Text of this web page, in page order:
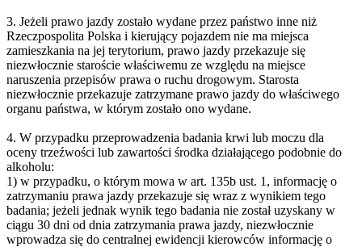
3. Jeżeli prawo jazdy zostało wydane przez państwo inne niż
Rzeczpospolita Polska i kierujący pojazdem nie ma miejsca
zamieszkania na jej terytorium, prawo jazdy przekazuje się
niezwłocznie staroście właściwemu ze względu na miejsce
naruszenia przepisów prawa o ruchu drogowym. Starosta
niezwłocznie przekazuje zatrzymane prawo jazdy do właściwego
organu państwa, w którym zostało ono wydane.
4. W przypadku przeprowadzenia badania krwi lub moczu dla
oceny trzeźwości lub zawartości środka działającego podobnie do
alkoholu:
1) w przypadku, o którym mowa w art. 135b ust. 1, informację o
zatrzymaniu prawa jazdy przekazuje się wraz z wynikiem tego
badania; jeżeli jednak wynik tego badania nie został uzyskany w
ciągu 30 dni od dnia zatrzymania prawa jazdy, niezwłocznie
wprowadza się do centralnej ewidencji kierowców informację o